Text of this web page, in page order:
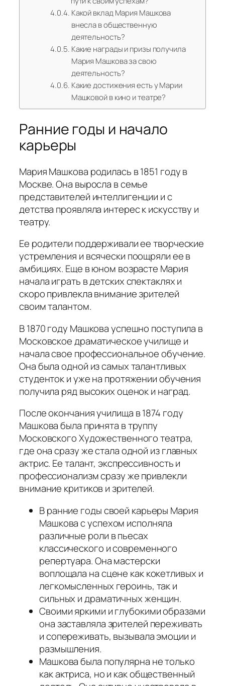
Какой вклад Мария Машкова
внесла в общественную
деятельность?
Какие награды и призы получила
Мария Машкова за свою
деятельность?
Какие достижения есть у Марии
Машковой в кино и театре?
Ранние годы и начало
карьеры
Мария Машкова родилась в 1851 году в
Москве. Она выросла в семье
представителей интеллигенции и с
детства проявляла интерес к искусству и
театру.
Ее родители поддерживали ее творческие
устремления и всячески поощряли ее в
амбициях. Еще в юном возрасте Мария
начала играть в детских спектаклях и
скоро привлекла внимание зрителей
своим талантом.
В 1870 году Машкова успешно поступила в
Московское драматическое училище и
начала свое профессиональное обучение.
Она была одной из самых талантливых
студенток и уже на протяжении обучения
получила ряд высоких оценок и наград.
После окончания училища в 1874 году
Машкова была принята в труппу
Московского Художественного театра,
где она сразу же стала одной из главных
актрис. Ее талант, экспрессивность и
профессионализм сразу же привлекли
внимание критиков и зрителей.
В ранние годы своей карьеры Мария
Машкова с успехом исполняла
различные роли в пьесах
классического и современного
репертуара. Она мастерски
воплощала на сцене как кокетливых и
легкомысленных героинь, так и
сильных и драматичных женщин.
Своими яркими и глубокими образами
она заставляла зрителей переживать
и сопереживать, вызывала эмоции и
размышления.
Машкова была популярна не только
как актриса, но и как общественный